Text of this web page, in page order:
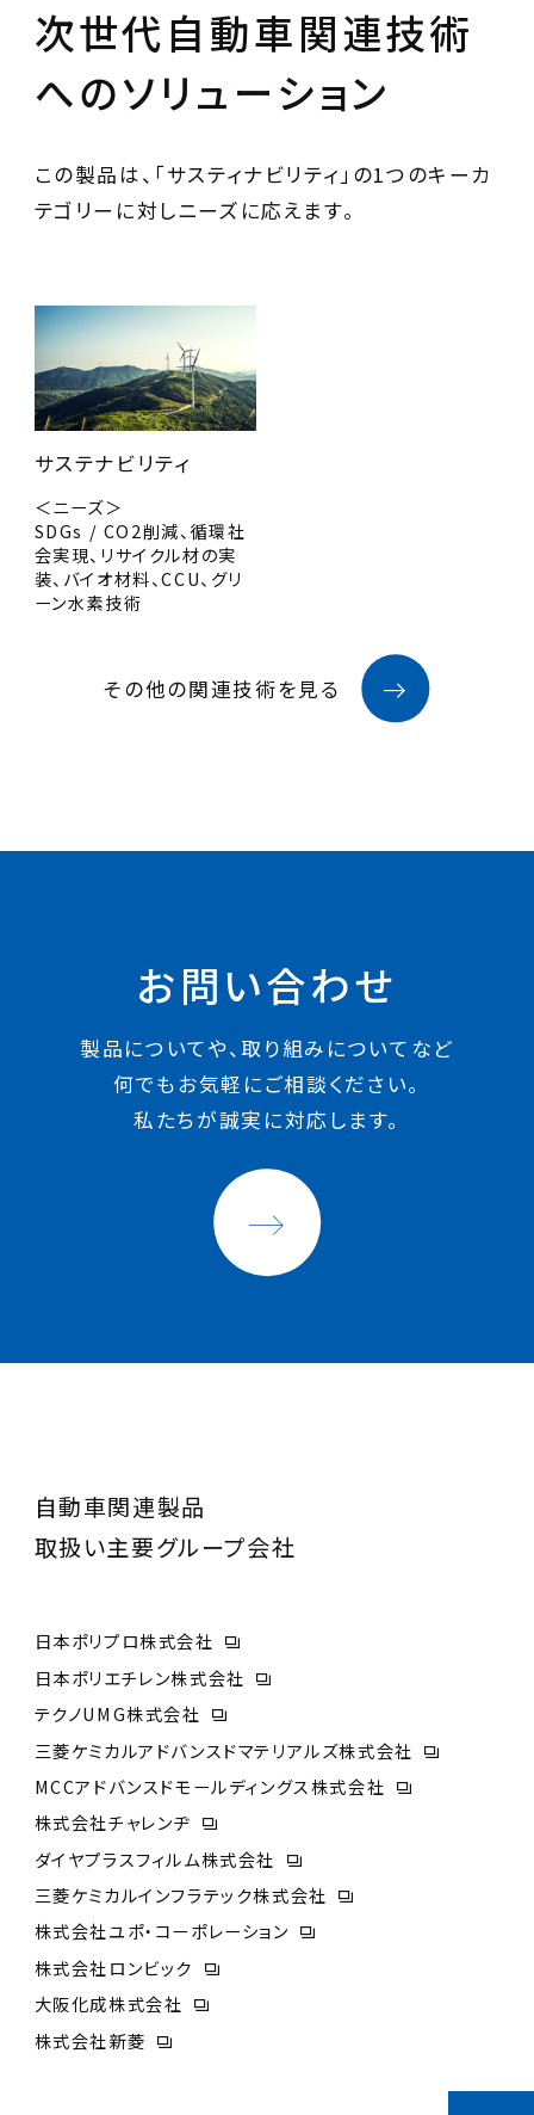
次世代自動車関連技術
へのソリューション
この製品は、「サスティナビリティ」の1つのキーカ
テゴリーに対しニーズに応えます。
サステナビリティ
＜ニーズ＞
SDGs / CO2削減、循環社
会実現、リサイクル材の実
装、バイオ材料、CCU、グリ
ーン水素技術
その他の関連技術を見る
お問い合わせ
製品についてや、取り組みについてなど
何でもお気軽にご相談ください。
私たちが誠実に対応します。
自動車関連製品
取扱い主要グループ会社
日本ポリプロ株式会社
MCCアドバンスドモールディングス株式会社
三菱ケミカルアドバンスドマテリアルズ株式会社
株式会社チャレンヂ
ダイヤプラスフィルム株式会社
三菱ケミカルインフラテック株式会社
株式会社ユポ・コーポレーション
株式会社ロンビック
大阪化成株式会社
株式会社新菱
テクノUMG株式会社
日本ポリエチレン株式会社